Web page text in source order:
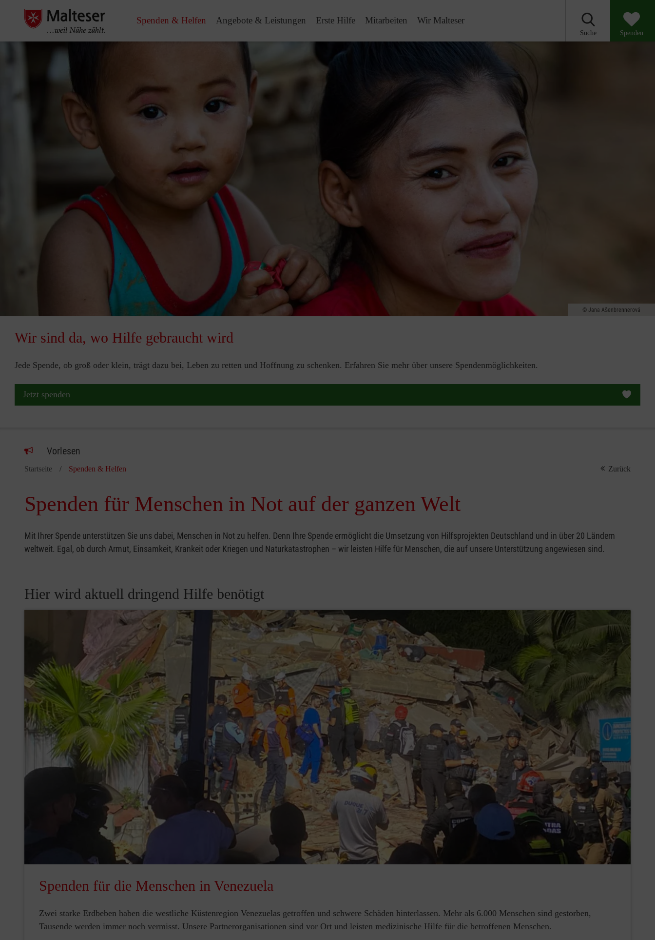
Spenden & Helfen Angebote & Leistungen Erste Hilfe Mitarbeiten Wir Malteser
Suche Spenden
Jana Ašenbrennerová
Wir sind da, wo Hilfe gebraucht wird
Jede Spende, ob groß oder klein, trägt dazu bei, Leben zu retten und Hoffnung zu schenken. Erfahren Sie mehr über unsere Spendenmöglichkeiten.
Jetzt spenden
Vorlesen
Startseite Spenden & Helfen Zurück
Spenden für Menschen in Not auf der ganzen Welt
Mit Ihrer Spende unterstützen Sie uns dabei, Menschen in Not zu helfen. Denn Ihre Spende ermöglicht die Umsetzung von Hilfsprojekten Deutschland und in über 20 Ländern
weltweit. Egal, ob durch Armut, Einsamkeit, Krankeit oder Kriegen und Naturkatastrophen – wir leisten Hilfe für Menschen, die auf unsere Unterstützung angewiesen sind.
Hier wird aktuell dringend Hilfe benötigt
Spenden für die Menschen in Venezuela
Zwei starke Erdbeben haben die westliche Küstenregion Venezuelas getroffen und schwere Schäden hinterlassen. Mehr als 6.000 Menschen sind gestorben,
Tausende werden immer noch vermisst. Unsere Partnerorganisationen sind vor Ort und leisten medizinische Hilfe für die betroffenen Menschen.